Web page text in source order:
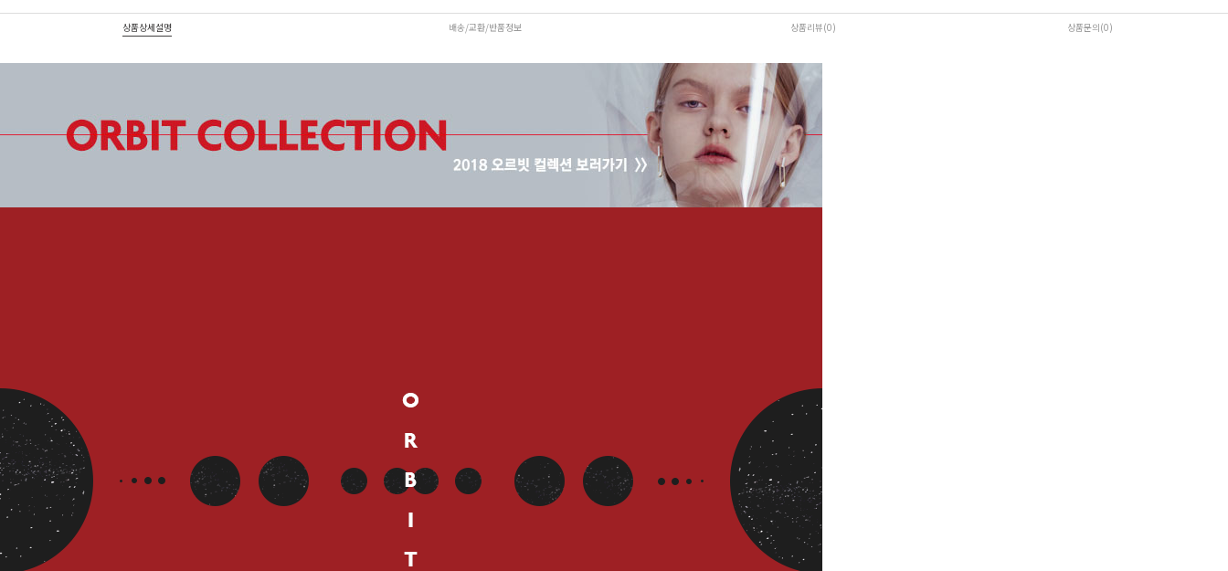
상품상세설명 배송/교환/반품정보 상품리뷰(0) 상품문의(0)